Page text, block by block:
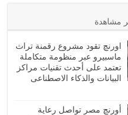
مشاهدة
اورنچ تقود مشروع رقمنة تراث
ماسبيرو عبر منظومة متكاملة
تعتمد على أحدث تقنيات مراكز
البيانات والذكاء الاصطناعى
أورنچ مصر تواصل رعاية